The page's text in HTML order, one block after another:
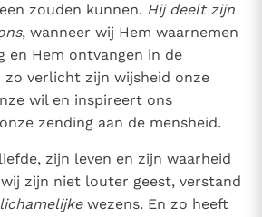
zouden kunnen. Hij deelt zijn
, wanneer wij Hem waarnemen
en Hem ontvangen in de
zo verlicht zijn wijsheid onze
wil en inspireert ons
zending aan de mensheid.
zijn leven en zijn waarheid
zijn niet louter geest, verstand
lichamelijkewezens. En zo heeft